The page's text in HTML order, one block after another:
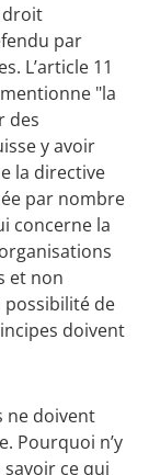
droit
par
L’article 11
"la
des
y avoir
la directive
par nombre
concerne la
et non
de
doivent
ne doivent
Pourquoi n’y
ce qui